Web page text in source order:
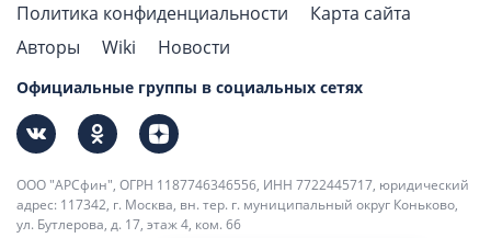
Политика конфиденциальности
Карта сайта
Авторы
Wiki Новости
ООО "АРСфин", ОГРН 1187746346556, ИНН 7722445717, юридический
адрес: 117342, г. Москва, вн. тер. г. муниципальный округ Коньково,
ул. Бутлерова, д. 17, этаж 4, ком. 66
Официальные группы в социальных сетях